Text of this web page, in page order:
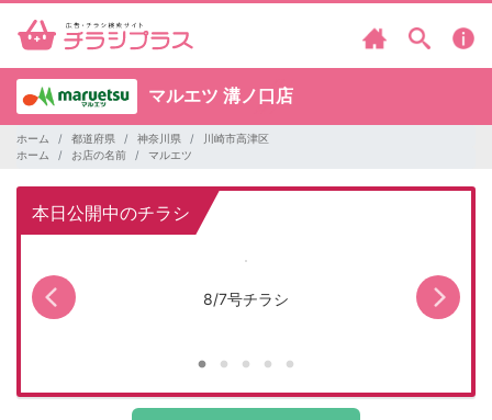
マルエツ 溝ノ口店
ホーム 都道府県 神奈川県
川崎市高津区
ホーム
お店の名前 マルエツ
本日公開中のチラシ
8/7号チラシ